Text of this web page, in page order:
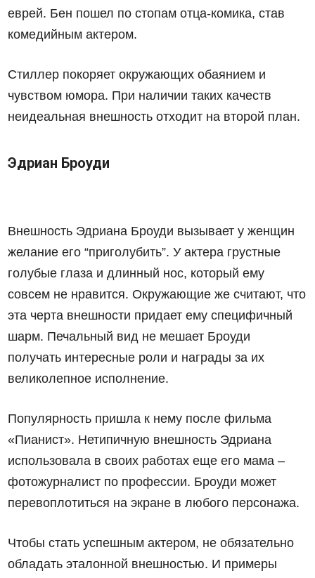
еврей. Бен пошел по стопам отца-комика, став
комедийным актером.
Стиллер покоряет окружающих обаянием и
чувством юмора. При наличии таких качеств
неидеальная внешность отходит на второй план.
Эдриан Броуди
Внешность Эдриана Броуди вызывает у женщин
желание его “приголубить”. У актера грустные
голубые глаза и длинный нос, который ему
совсем не нравится. Окружающие же считают, что
эта черта внешности придает ему специфичный
шарм. Печальный вид не мешает Броуди
получать интересные роли и награды за их
великолепное исполнение.
Популярность пришла к нему после фильма
«Пианист». Нетипичную внешность Эдриана
использовала в своих работах еще его мама –
фотожурналист по профессии. Броуди может
перевоплотиться на экране в любого персонажа.
Чтобы стать успешным актером, не обязательно
обладать эталонной внешностью. И примеры